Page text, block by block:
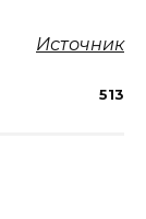
Источник
513